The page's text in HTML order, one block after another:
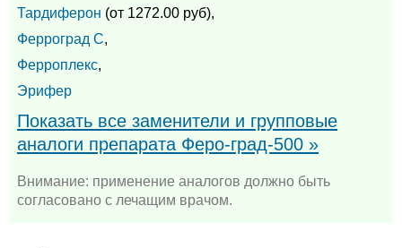
Тардиферон (от 1272.00 руб),
Ферроград С,
Ферроплекс,
Эрифер
Показать все заменители и групповые
аналоги препарата Феро-град-500 »
Внимание: применение аналогов должно быть
согласовано с лечащим врачом.